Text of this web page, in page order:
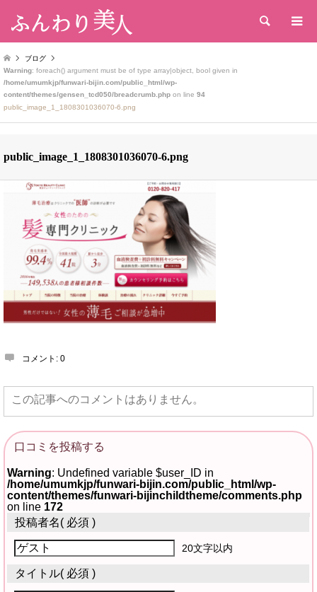
検索
ブログ
Warning: foreach() argument must be of type array|object, bool given in
/home/umumkjp/funwari-bijin.com/public_html/wp-
content/themes/gensen_tcd050/breadcrumb.php on line 94
public_image_1_1808301036070-6.png
public_image_1_1808301036070-6.png
コメント: 0
この記事へのコメントはありません。
口コミを投稿する
Warning : Undefined variable $user_ID in
/home/umumkjp/funwari-bijin.com/public_html/wp-
content/themes/funwari-bijinchildtheme/comments.php
on line 172
投稿者名( 必須 )
20文字以内
タイトル( 必須 )